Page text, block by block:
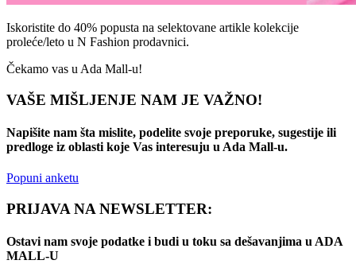
Iskoristite do 40% popusta na selektovane artikle kolekcije
proleće/leto u N Fashion prodavnici.
Čekamo vas u Ada Mall-u!
VAŠE MIŠLJENJE NAM JE VAŽNO!
Napišite nam šta mislite, podelite svoje preporuke, sugestije ili
predloge iz oblasti koje Vas interesuju u Ada Mall-u.
Popuni anketu
PRIJAVA NA NEWSLETTER:
Ostavi nam svoje podatke i budi u toku sa dešavanjima u ADA
MALL-U